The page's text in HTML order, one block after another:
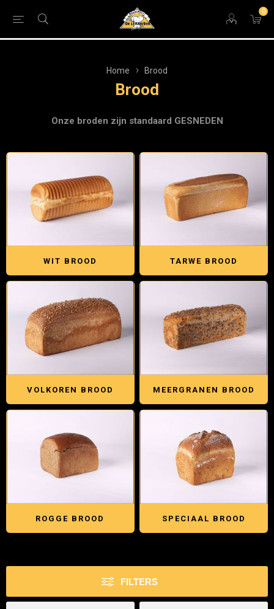
0
Home Brood
Brood
Onze broden zijn standaard GESNEDEN
WIT BROOD TARWE BROOD
VOLKOREN BROOD MEERGRANEN BROOD
ROGGE BROOD SPECIAAL BROOD
FILTERS